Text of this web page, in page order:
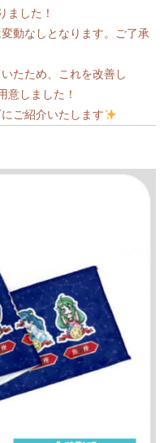
ました！
動なしとなります。ご了承
たため、これを改善し
意しました！
ご紹介いたします